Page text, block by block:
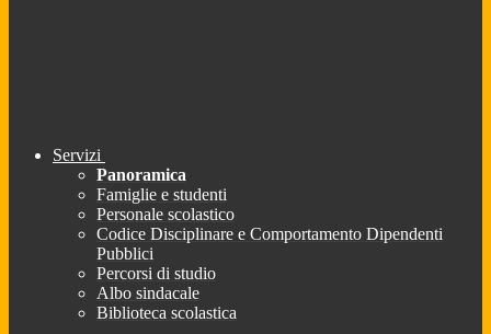
Servizi
Panoramica
Famiglie e studenti
Personale scolastico
Codice Disciplinare e Comportamento Dipendenti
Pubblici
Percorsi di studio
Albo sindacale
Biblioteca scolastica